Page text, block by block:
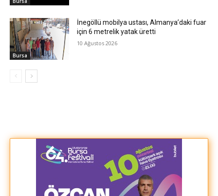
Bursa
İnegöllü mobilya ustası, Almanya’daki fuar
için 6 metrelik yatak üretti
10 Ağustos 2026